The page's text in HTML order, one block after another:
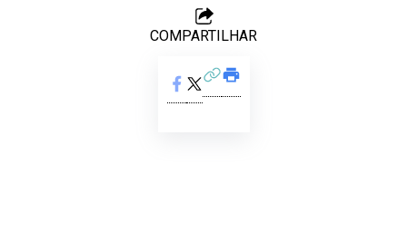
COMPARTILHAR